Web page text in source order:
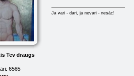
Tev draugs
6565
Ja vari - dari, ja nevari - nesāc!